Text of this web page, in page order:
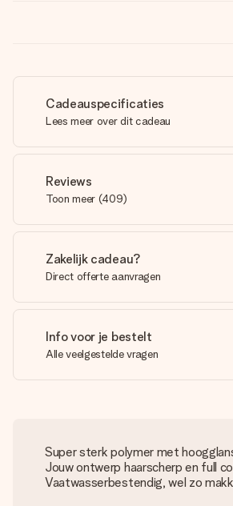
Cadeauspecificaties
Lees meer over dit cadeau
Reviews
Toon meer (409)
Zakelijk cadeau?
Direct offerte aanvragen
Info voor je bestelt
Alle veelgestelde vragen
Super sterk polymer met
Jouw ontwerp haarscherp en full
Vaatwasserbestendig, wel zo